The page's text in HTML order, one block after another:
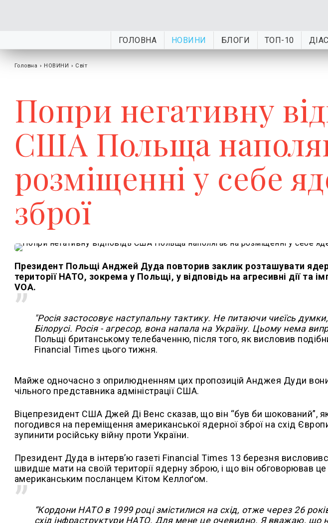
ГОЛОВНА НОВИНИ БЛОГИ ТОП-10
Головна › НОВИНИ › Світ
Попри негативну
США Польща
розміщенні у себе
зброї
Президент Польщі Анджей Дуда повторив заклик розташувати
території НАТО, зокрема у Польщі, у відповідь на агресивні дії та
VOA.
"Росія застосовує наступальну тактику. Не питаючи чиєїсь
Білорусі. Росія - агресор, вона напала на Україну. Цьому нема
Польщі британському телебаченню, після того, як висловив
Financial Times цього тижня.
Майже одночасно з оприлюдненням цих пропозицій Анджея Дуди вони
чільного представника адміністрації США.
Віцепрезидент США Джей Ді Венс сказав, що він “був би шокований”,
погодився на переміщення американської ядерної зброї на схід
зупинити російську війну проти України.
Президент Дуда в інтерв’ю газеті Financial Times 13 березня
швидше мати на своїй території ядерну зброю, і що він обговорював
американським посланцем Кітом Келлоґом.
“Кордони НАТО в 1999 році змістилися на схід, отже через 26
схід інфраструктури НАТО. Для мене це очевидно. Я вважаю, що